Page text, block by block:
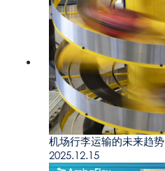
机场行李运输的未来趋势
2025.12.15